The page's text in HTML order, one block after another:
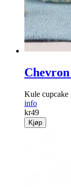
Kule cupcake
info
kr49
Kjøp